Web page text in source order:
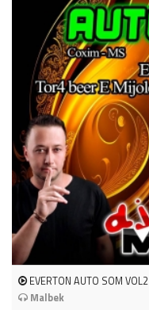
EVERTON AUTO SOM VOL2
Malbek